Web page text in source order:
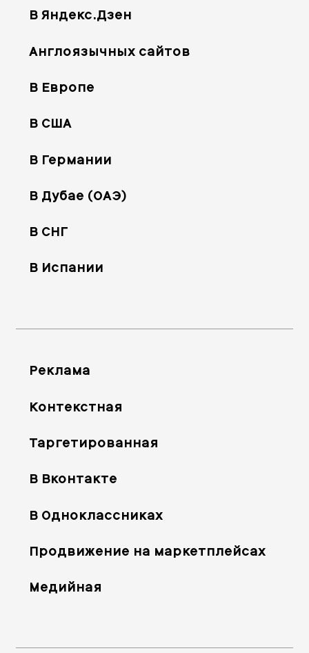
В Яндекс.Дзен
Англоязычных сайтов
В Европе
В США
В Германии
В Дубае (ОАЭ)
В СНГ
В Испании
Реклама
Контекстная
Таргетированная
В Вконтакте
В Одноклассниках
Продвижение на маркетплейсах
Медийная